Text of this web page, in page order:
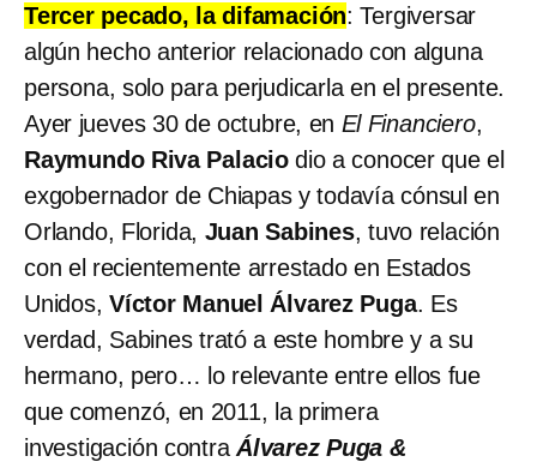
Tercer pecado, la difamación: Tergiversar
algún hecho anterior relacionado con alguna
persona, solo para perjudicarla en el presente.
Ayer jueves 30 de octubre, en El Financiero,
Raymundo Riva Palacio dio a conocer que el
exgobernador de Chiapas y todavía cónsul en
Orlando, Florida, Juan Sabines, tuvo relación
con el recientemente arrestado en Estados
Unidos, Víctor Manuel Álvarez Puga. Es
verdad, Sabines trató a este hombre y a su
hermano, pero… lo relevante entre ellos fue
que comenzó, en 2011, la primera
investigación contraÁlvarez Puga &